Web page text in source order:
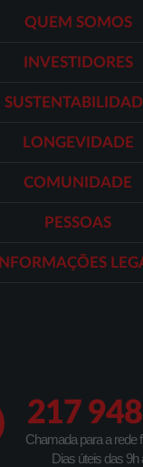
QUEM SOMOS
INVESTIDORES
LONGEVIDADE
COMUNIDADE
PESSOAS
INFORMAÇÕES
217
Chamada para a rede
Dias úteis das 9h